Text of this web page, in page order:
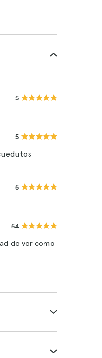
5
5
5
54
de ver como